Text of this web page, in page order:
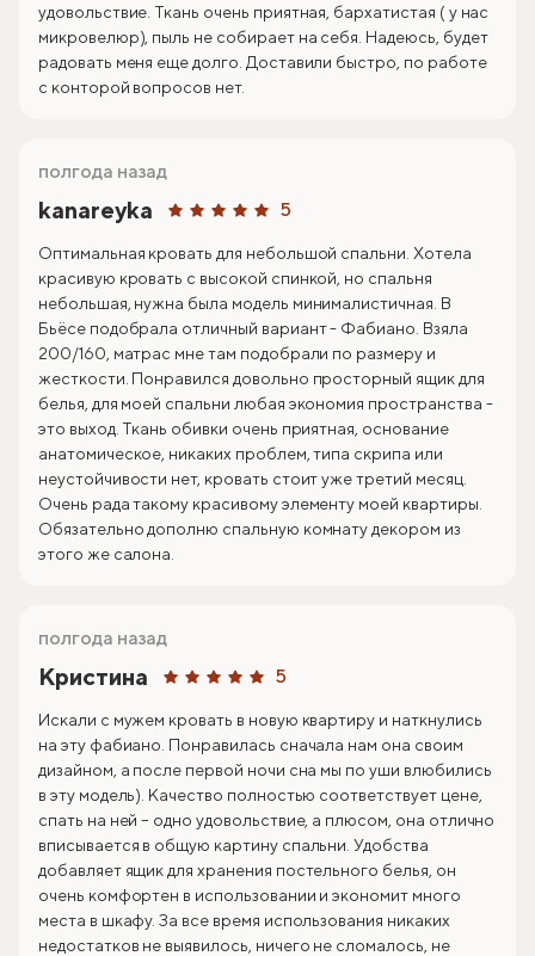
удовольствие. Ткань очень приятная, бархатистая ( у нас
микровелюр), пыль не собирает на себя. Надеюсь, будет
радовать меня еще долго. Доставили быстро, по работе
с конторой вопросов нет.
kanareyka 5
полгода назад
Оптимальная кровать для небольшой спальни. Хотела
красивую кровать с высокой спинкой, но спальня
небольшая, нужна была модель минималистичная. В
Бьёсе подобрала отличный вариант - Фабиано. Взяла
200/160, матрас мне там подобрали по размеру и
жесткости. Понравился довольно просторный ящик для
белья, для моей спальни любая экономия пространства -
это выход. Ткань обивки очень приятная, основание
анатомическое, никаких проблем, типа скрипа или
неустойчивости нет, кровать стоит уже третий месяц.
Очень рада такому красивому элементу моей квартиры.
Обязательно дополню спальную комнату декором из
этого же салона.
Кристина 5
полгода назад
Искали с мужем кровать в новую квартиру и наткнулись
на эту фабиано. Понравилась сначала нам она своим
дизайном, а после первой ночи сна мы по уши влюбились
в эту модель). Качество полностью соответствует цене,
спать на ней – одно удовольствие, а плюсом, она отлично
вписывается в общую картину спальни. Удобства
добавляет ящик для хранения постельного белья, он
очень комфортен в использовании и экономит много
места в шкафу. За все время использования никаких
недостатков не выявилось, ничего не сломалось, не